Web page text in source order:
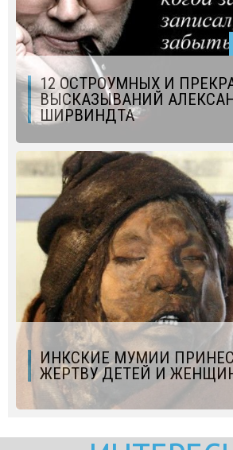
12 ОСТРОУМНЫХ И
ВЫСКАЗЫВАНИЙ
ШИРВИНДТА
ИНКСКИЕ МУМИИ
ЖЕРТВУ ДЕТЕЙ И